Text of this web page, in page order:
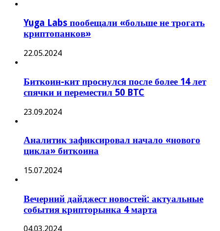
Yuga Labs пообещали «больше не трогать
криптопанков»
22.05.2024
Биткоин-кит проснулся после более 14 лет
спячки и переместил 50 BTC
23.09.2024
Аналитик зафиксировал начало «нового
цикла» биткоина
15.07.2024
Вечерний дайджест новостей: актуальные
события крипторынка 4 марта
04.03.2024